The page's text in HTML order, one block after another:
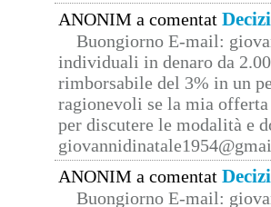
ANONIM a comentat
Buongiorno E-mail:
individuali in denaro da
rimborsabile del 3% in un
ragionevoli se la mia
per discutere le modalità e
ANONIM a comentat
Buongiorno E-mail: